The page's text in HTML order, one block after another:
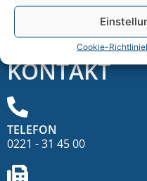
Cookie-Richtlinie
DOWNLOADS
KONTAKT
TELEFON
0221 - 31 45 00